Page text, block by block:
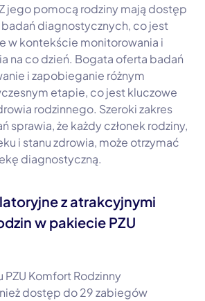
jego pomocą rodziny mają dostęp
badań diagnostycznych, co jest
w kontekście monitorowania i
na co dzień. Bogata oferta badań
i zapobieganie różnym
etapie, co jest kluczowe
rodzinnego. Szeroki zakres
sprawia, że każdy członek rodziny,
i stanu zdrowia, może otrzymać
diagnostyczną.
z atrakcyjnymi
w pakiecie PZU
Komfort Rodzinny
dostęp do 29 zabiegów